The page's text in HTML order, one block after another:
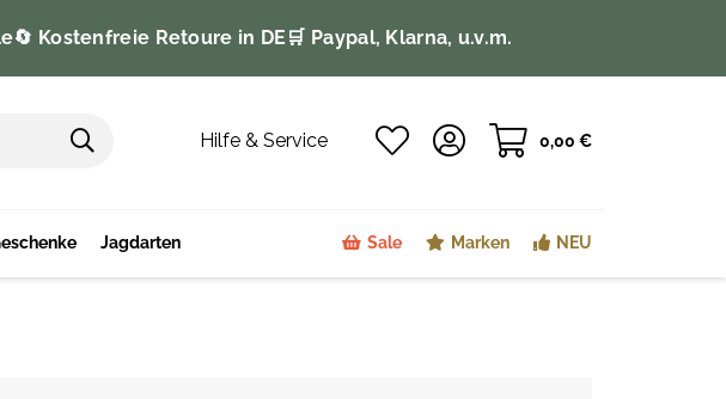
🔄 Kostenfreie Retoure in DE 🛒 Paypal, Klarna, u.v.m.
Hilfe & Service 0,00 €
Jagdarten Sale Marken NEU